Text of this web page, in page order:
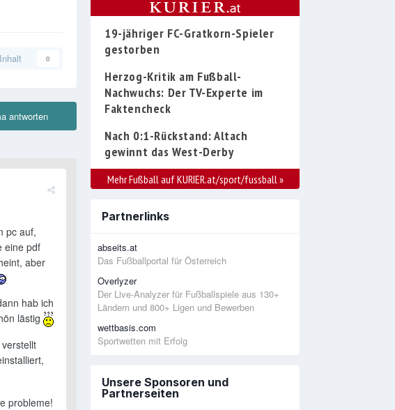
0
antworten
pc auf,
eine pdf
aber
hab ich
lästig
probleme!
19-jähriger FC-Gratkorn-Spieler
gestorben
Herzog-Kritik am Fußball-
Nachwuchs: Der TV-Experte im
Faktencheck
Nach 0:1-Rückstand: Altach
gewinnt das West-Derby
Mehr Fußball auf KURIER.at/sport/fussball »
Partnerlinks
abseits.at
Das Fußballportal für Österreich
Overlyzer
Der Live-Analyzer für Fußballspiele aus 130+
Ländern und 800+ Ligen und Bewerben
wettbasis.com
Sportwetten mit Erfolg
Unsere Sponsoren und
Partnerseiten